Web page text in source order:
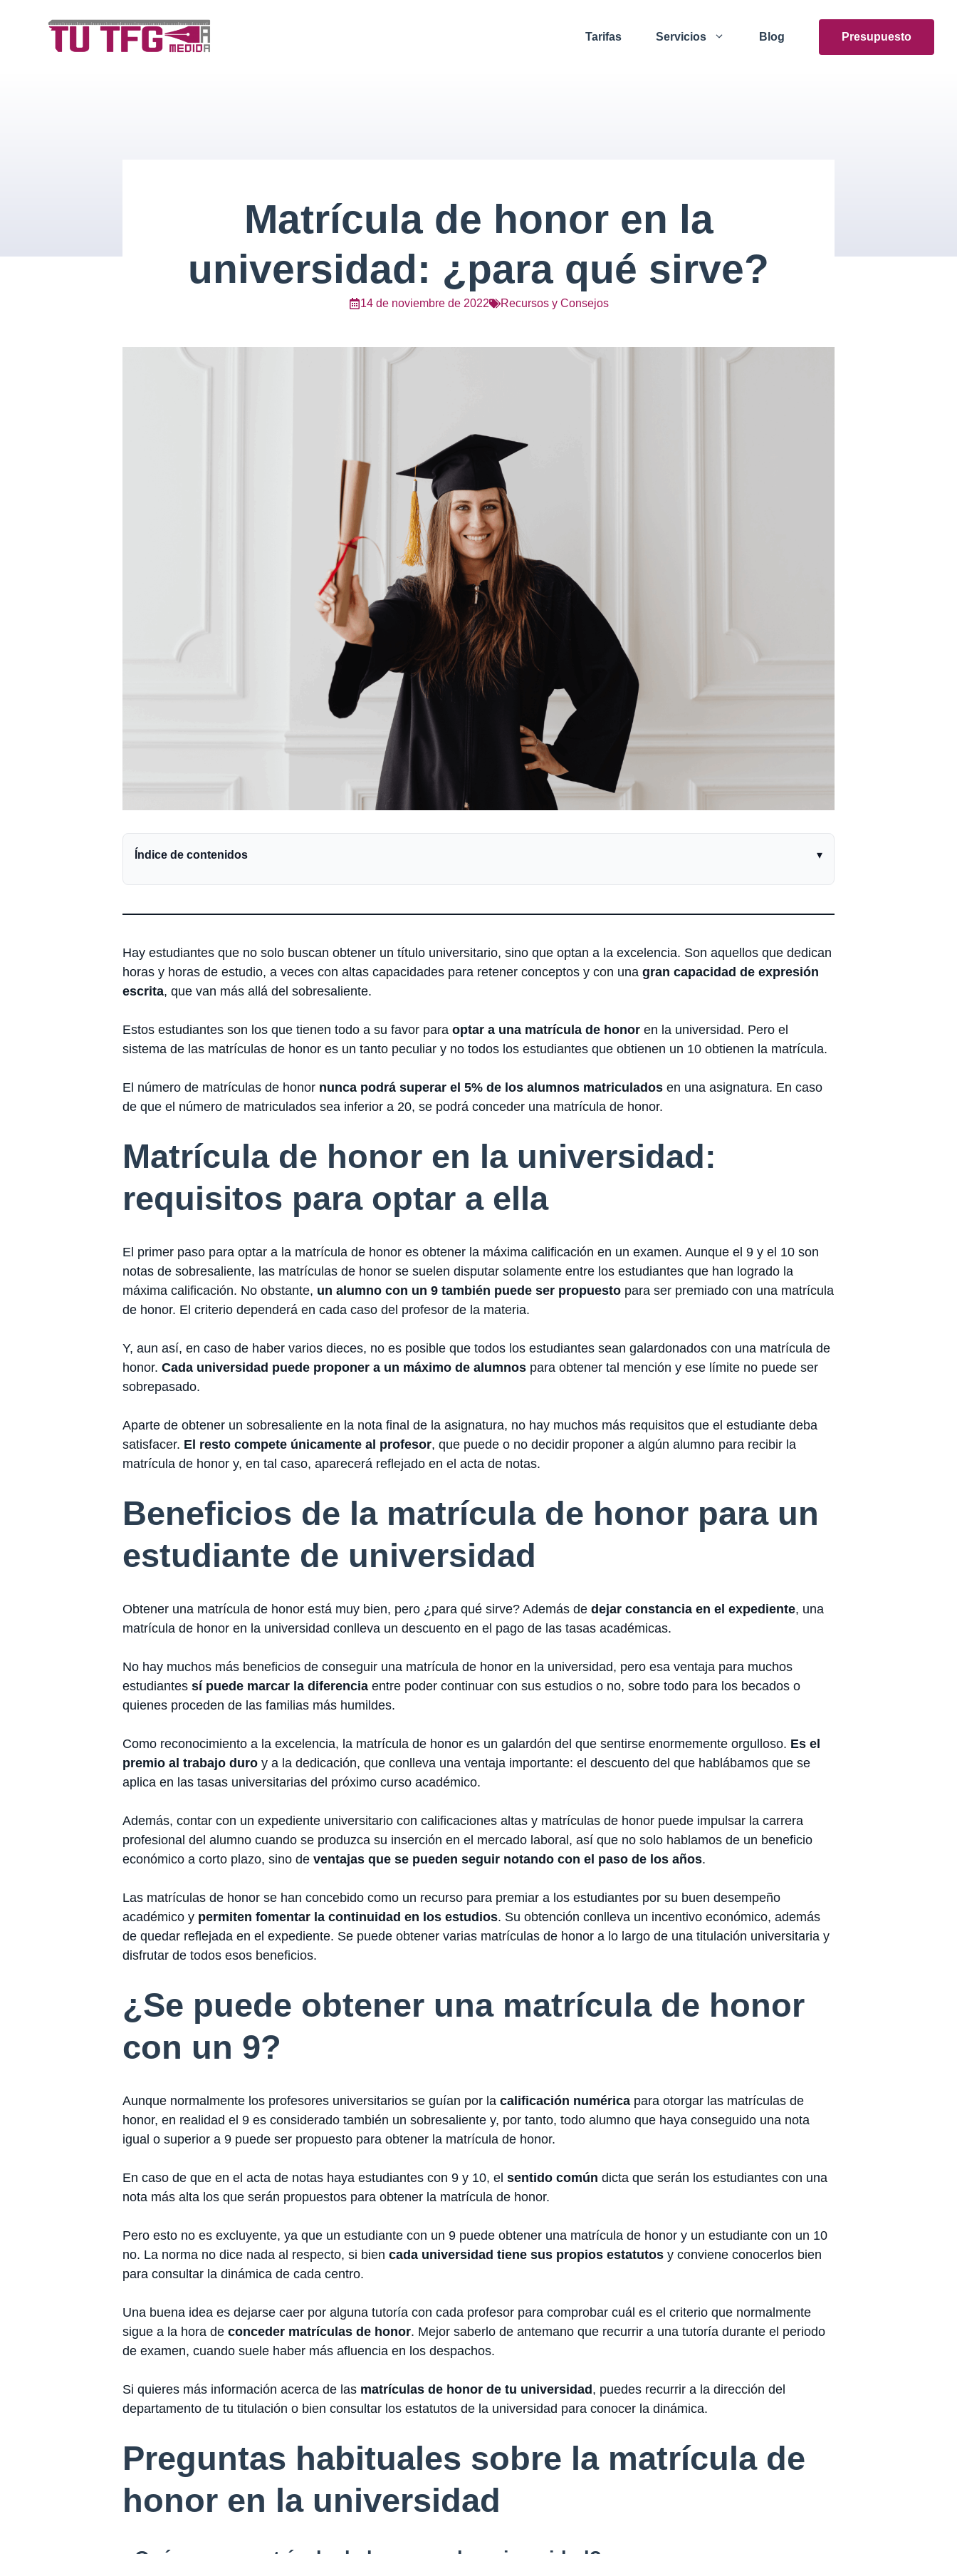
Tarifas Servicios Blog Presupuesto
Matrícula de honor en la
universidad: ¿para qué sirve?
14 de noviembre de 2022 Recursos y Consejos
Índice de contenidos ▾
Hay estudiantes que no solo buscan obtener un título universitario, sino que optan a la excelencia. Son aquellos que dedican
horas y horas de estudio, a veces con altas capacidades para retener conceptos y con una gran capacidad de expresión
escrita, que van más allá del sobresaliente.
Estos estudiantes son los que tienen todo a su favor para optar a una matrícula de honor en la universidad. Pero el
sistema de las matrículas de honor es un tanto peculiar y no todos los estudiantes que obtienen un 10 obtienen la matrícula.
El número de matrículas de honor nunca podrá superar el 5% de los alumnos matriculados en una asignatura. En caso
de que el número de matriculados sea inferior a 20, se podrá conceder una matrícula de honor.
Matrícula de honor en la universidad:
requisitos para optar a ella
El primer paso para optar a la matrícula de honor es obtener la máxima calificación en un examen. Aunque el 9 y el 10 son
notas de sobresaliente, las matrículas de honor se suelen disputar solamente entre los estudiantes que han logrado la
máxima calificación. No obstante, un alumno con un 9 también puede ser propuesto para ser premiado con una matrícula
de honor. El criterio dependerá en cada caso del profesor de la materia.
Y, aun así, en caso de haber varios dieces, no es posible que todos los estudiantes sean galardonados con una matrícula de
honor. Cada universidad puede proponer a un máximo de alumnos para obtener tal mención y ese límite no puede ser
sobrepasado.
Aparte de obtener un sobresaliente en la nota final de la asignatura, no hay muchos más requisitos que el estudiante deba
satisfacer. El resto compete únicamente al profesor, que puede o no decidir proponer a algún alumno para recibir la
matrícula de honor y, en tal caso, aparecerá reflejado en el acta de notas.
Beneficios de la matrícula de honor para un
estudiante de universidad
Obtener una matrícula de honor está muy bien, pero ¿para qué sirve? Además de dejar constancia en el expediente, una
matrícula de honor en la universidad conlleva un descuento en el pago de las tasas académicas.
No hay muchos más beneficios de conseguir una matrícula de honor en la universidad, pero esa ventaja para muchos
estudiantes sí puede marcar la diferencia entre poder continuar con sus estudios o no, sobre todo para los becados o
quienes proceden de las familias más humildes.
Como reconocimiento a la excelencia, la matrícula de honor es un galardón del que sentirse enormemente orgulloso. Es el
premio al trabajo duro y a la dedicación, que conlleva una ventaja importante: el descuento del que hablábamos que se
aplica en las tasas universitarias del próximo curso académico.
Además, contar con un expediente universitario con calificaciones altas y matrículas de honor puede impulsar la carrera
profesional del alumno cuando se produzca su inserción en el mercado laboral, así que no solo hablamos de un beneficio
económico a corto plazo, sino de ventajas que se pueden seguir notando con el paso de los años.
Las matrículas de honor se han concebido como un recurso para premiar a los estudiantes por su buen desempeño
académico y permiten fomentar la continuidad en los estudios. Su obtención conlleva un incentivo económico, además
de quedar reflejada en el expediente. Se puede obtener varias matrículas de honor a lo largo de una titulación universitaria y
disfrutar de todos esos beneficios.
¿Se puede obtener una matrícula de honor
con un 9?
Aunque normalmente los profesores universitarios se guían por la calificación numérica para otorgar las matrículas de
honor, en realidad el 9 es considerado también un sobresaliente y, por tanto, todo alumno que haya conseguido una nota
igual o superior a 9 puede ser propuesto para obtener la matrícula de honor.
En caso de que en el acta de notas haya estudiantes con 9 y 10, el sentido común dicta que serán los estudiantes con una
nota más alta los que serán propuestos para obtener la matrícula de honor.
Pero esto no es excluyente, ya que un estudiante con un 9 puede obtener una matrícula de honor y un estudiante con un 10
no. La norma no dice nada al respecto, si bien cada universidad tiene sus propios estatutos y conviene conocerlos bien
para consultar la dinámica de cada centro.
Una buena idea es dejarse caer por alguna tutoría con cada profesor para comprobar cuál es el criterio que normalmente
sigue a la hora de conceder matrículas de honor. Mejor saberlo de antemano que recurrir a una tutoría durante el periodo
de examen, cuando suele haber más afluencia en los despachos.
Si quieres más información acerca de las matrículas de honor de tu universidad , puedes recurrir a la dirección del
departamento de tu titulación o bien consultar los estatutos de la universidad para conocer la dinámica.
Preguntas habituales sobre la matrícula de
honor en la universidad